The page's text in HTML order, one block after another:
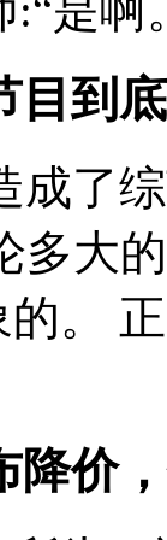
:“是啊
目到
成了
多大
。
降价